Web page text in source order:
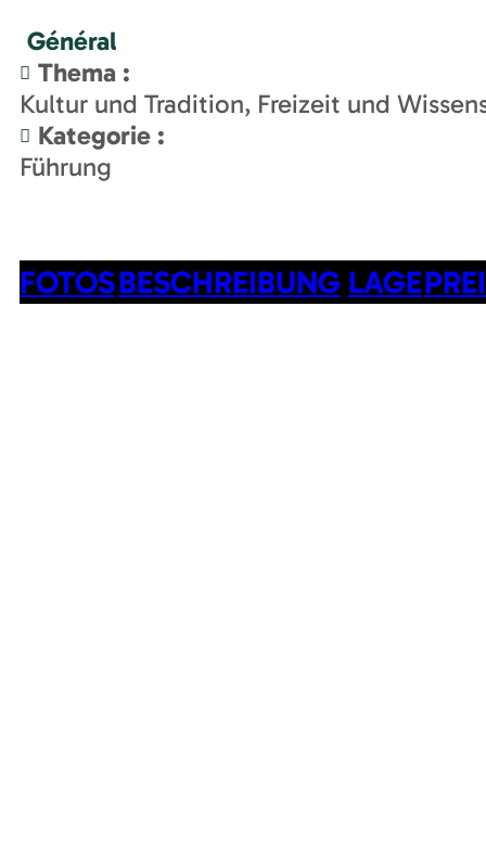
Général
Thema :
Kultur und Tradition Freizeit und
Kategorie :
Führung
FOTOSBESCHREIBUNG LAGE